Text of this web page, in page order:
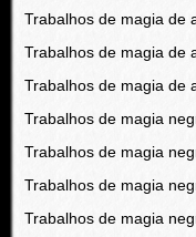
Trabalhos de magia de
Trabalhos de magia de
Trabalhos de magia de
Trabalhos de magia
Trabalhos de magia
Trabalhos de magia
Trabalhos de magia